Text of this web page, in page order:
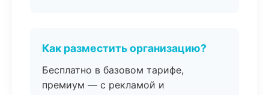
Как разместить организацию?
Бесплатно в базовом тарифе,
премиум — с рекламой и